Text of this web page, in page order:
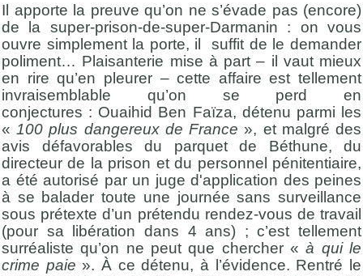
Il apporte la preuve qu’on ne s’évade pas (encore)
de la super-prison-de-super-Darmanin : on vous
ouvre simplement la porte, il suffit de le demander
poliment… Plaisanterie mise à part – il vaut mieux
en rire qu’en pleurer – cette affaire est tellement
invraisemblable qu’on se perd en
conjectures : Ouaihid Ben Faïza, détenu parmi les
« 100 plus dangereux de France », et malgré des
avis défavorables du parquet de Béthune, du
directeur de la prison et du personnel pénitentiaire,
a été autorisé par un juge d'application des peines
à se balader toute une journée sans surveillance
sous prétexte d’un prétendu rendez-vous de travail
(pour sa libération dans 4 ans) ; c’est tellement
surréaliste qu’on ne peut que chercher «à qui le
crime paie ». À ce détenu, à l’évidence. Rentré le